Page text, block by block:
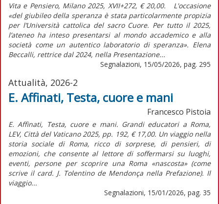
Vita e Pensiero, Milano 2025, XVII+272, € 20,00. L'occasione
«del giubileo della speranza è stata particolarmente propizia
per l’Università cattolica del sacro Cuore. Per tutto il 2025,
l’ateneo ha inteso presentarsi al mondo accademico e alla
società come un autentico laboratorio di speranza». Elena
Beccalli, rettrice dal 2024, nella Presentazione...
Segnalazioni, 15/05/2026, pag. 295
Attualità, 2026-2
E. Affinati, Testa, cuore e mani
Francesco Pistoia
E. Affinati, Testa, cuore e mani. Grandi educatori a Roma,
LEV, Città del Vaticano 2025, pp. 192, € 17,00. Un viaggio nella
storia sociale di Roma, ricco di sorprese, di pensieri, di
emozioni, che consente al lettore di soffermarsi su luoghi,
eventi, persone per scoprire una Roma «nascosta» (come
scrive il card. J. Tolentino de Mendonça nella Prefazione). Il
viaggio...
Segnalazioni, 15/01/2026, pag. 35